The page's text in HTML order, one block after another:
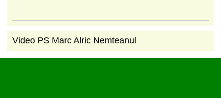
Video PS Marc Alric Nemteanul